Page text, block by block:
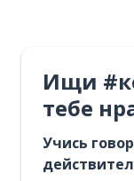
Ищи
тебе
Учись